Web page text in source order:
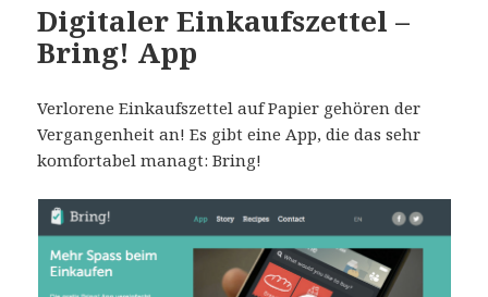
Digitaler Einkaufszettel –
Bring! App
Verlorene Einkaufszettel auf Papier gehören der
Vergangenheit an! Es gibt eine App, die das sehr
komfortabel managt: Bring!